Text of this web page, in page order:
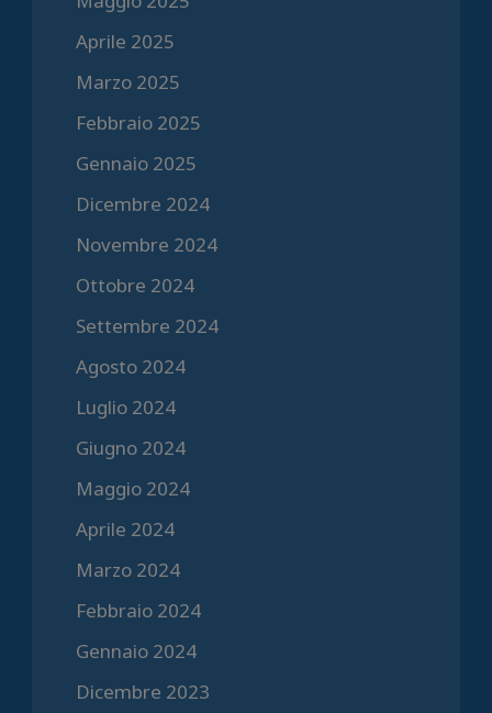
Aprile 2025
Marzo 2025
Febbraio 2025
Gennaio 2025
Dicembre 2024
Novembre 2024
Ottobre 2024
Settembre 2024
Agosto 2024
Luglio 2024
Giugno 2024
Maggio 2024
Aprile 2024
Marzo 2024
Febbraio 2024
Gennaio 2024
Dicembre 2023